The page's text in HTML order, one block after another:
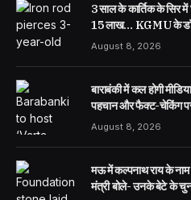
3 साल के कार्तिक के सिर
15 लाख… KGMU के
August 8, 2026
बाराबंकी में कल होगी
पहचान और फैक्ट-चेकिंग
August 8, 2026
मऊ में कल्पनाथ राय के नाम
मंत्री बोले- उनके बेटे के